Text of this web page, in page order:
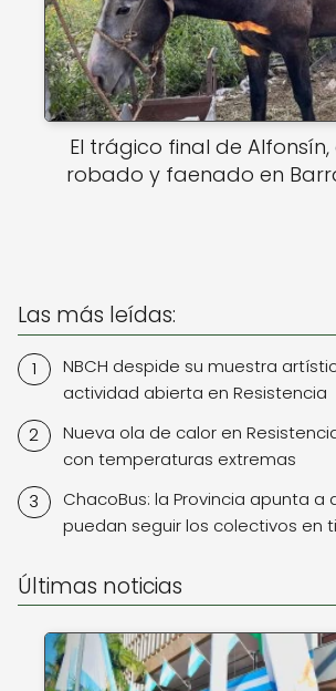
El trágico final de
robado y faenado en
Las más leídas:
NBCH despide su muestra
actividad abierta en Resistencia
Nueva ola de calor en
con temperaturas extremas
ChacoBus: la Provincia apunta a
puedan seguir los colectivos en
Últimas noticias